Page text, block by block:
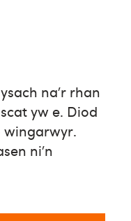
na’r rhan
yw e. Diod
wingarwyr.
ni’n